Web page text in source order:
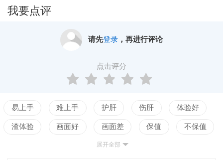
必须赶超腐烂的西方。因此，每个人都必须尽快掌握
计划！在*都必须解决重要的*和经济问题，但是，历史
上准确，有趣和令人兴奋的问题和任务。关于你的决
定，将取决于，到了1991年底（甚至更远一点），苏
联将会是什么样子 - 空洞的词语
我要点评
请先登录，再进行评论
点击评分
易上手 难上手 护肝 伤肝 体验好
渣体验 画面好 画面差 保值 不保值
测试
展开全部